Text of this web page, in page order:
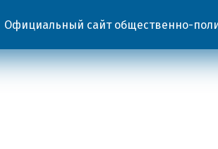
Официальный сайт общественно-